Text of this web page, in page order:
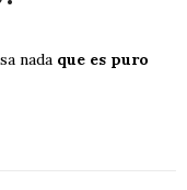
nada que es puro